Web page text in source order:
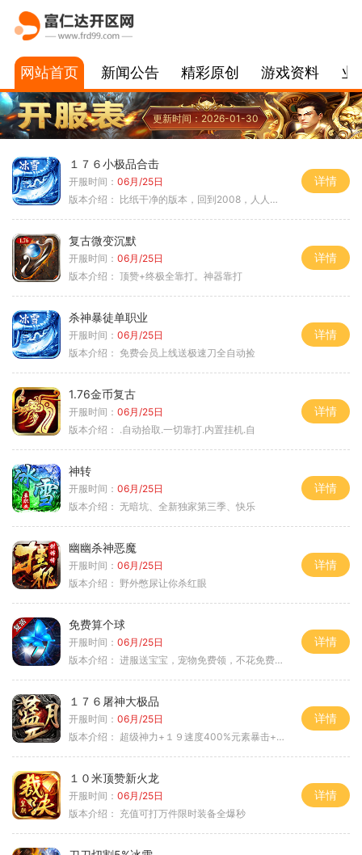
网站首页 新闻公告 精彩原创 游戏资料 业
更新时间：2026-01-30
１７６小极品合击
开服时间： 06月/25日
版本介绍： 比纸干净的版本，回到2008，人人平等
详情
复古微变沉默
开服时间： 06月/25日
版本介绍： 顶赞+终极全靠打。神器靠打
详情
杀神暴徒单职业
开服时间： 06月/25日
版本介绍： 免费会员上线送极速刀全自动捡
详情
1.76金币复古
开服时间： 06月/25日
版本介绍： .自动拾取.一切靠打.内置挂机.自
详情
神转
开服时间： 06月/25日
版本介绍： 无暗坑、全新独家第三季、快乐
详情
幽幽杀神恶魔
开服时间： 06月/25日
版本介绍： 野外憋尿让你杀红眼
详情
免费算个球
开服时间： 06月/25日
版本介绍： 进服送宝宝，宠物免费领，不花免费通关！
详情
１７６屠神大极品
开服时间： 06月/25日
版本介绍： 超级神力+１９速度400%元素暴击+６６
详情
１０米顶赞新火龙
开服时间： 06月/25日
版本介绍： 充值可打万件限时装备全爆秒
详情